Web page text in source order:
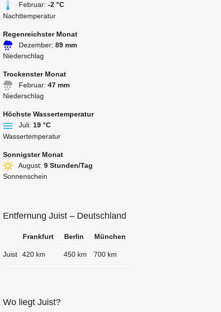
Februar: -2 °C
Nachttemperatur
Regenreichster Monat
Dezember: 89 mm
Niederschlag
Trockenster Monat
Februar: 47 mm
Niederschlag
Höchste Wassertemperatur
Juli: 19 °C
Wassertemperatur
Sonnigster Monat
August: 9 Stunden/Tag
Sonnenschein
Entfernung Juist – Deutschland
Frankfurt Berlin München
Juist 420 km 450 km 700 km
Wo liegt Juist?